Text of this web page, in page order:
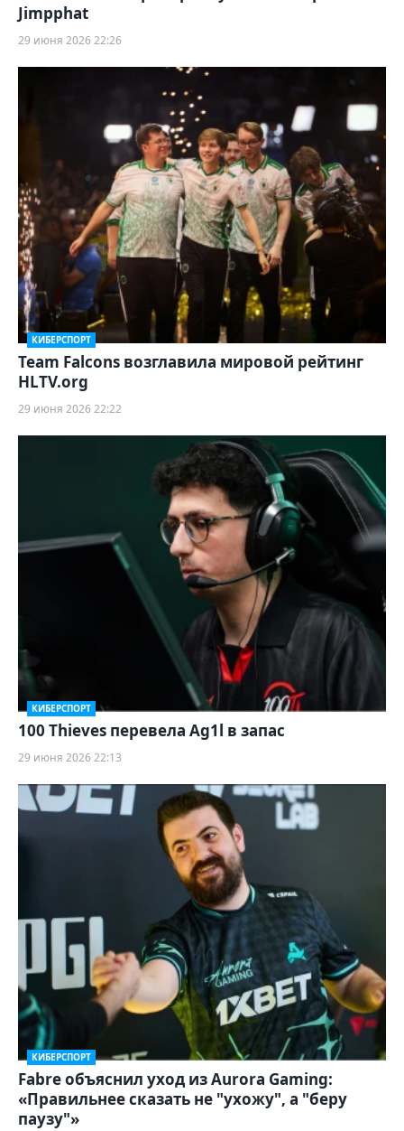
Jimpphat
29 июня 2026 22:26
КИБЕРСПОРТ
Team Falcons возглавила мировой рейтинг
HLTV.org
29 июня 2026 22:22
КИБЕРСПОРТ
100 Thieves перевела Ag1l в запас
29 июня 2026 22:13
КИБЕРСПОРТ
Fabre объяснил уход из Aurora Gaming:
«Правильнее сказать не "ухожу", а "беру
паузу"»